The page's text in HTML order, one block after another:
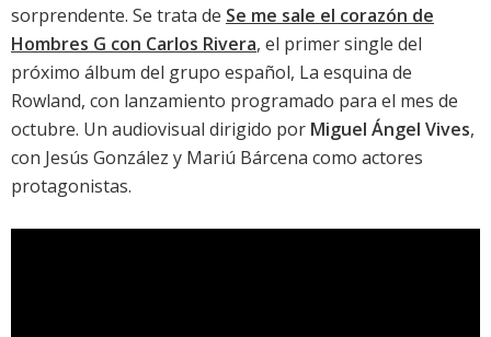
sorprendente. Se trata de Se me sale el corazón de
Hombres G con Carlos Rivera, el primer single del
próximo álbum del grupo español, La esquina de
Rowland, con lanzamiento programado para el mes de
octubre. Un audiovisual dirigido por Miguel Ángel Vives,
con Jesús González y Mariú Bárcena como actores
protagonistas.